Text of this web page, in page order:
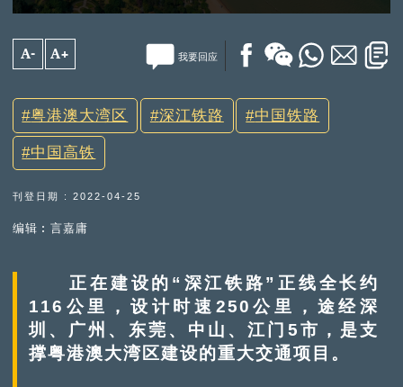
A- A+ 我要回应
粤港澳大湾区 深江铁路 中国铁路
中国高铁
刊登日期 : 2022-04-25
编辑︰言嘉庸
正在建设的“深江铁路”正线全长约
116公里，设计时速250公里，途经深
圳、广州、东莞、中山、江门5市，是支
撑粤港澳大湾区建设的重大交通项目。